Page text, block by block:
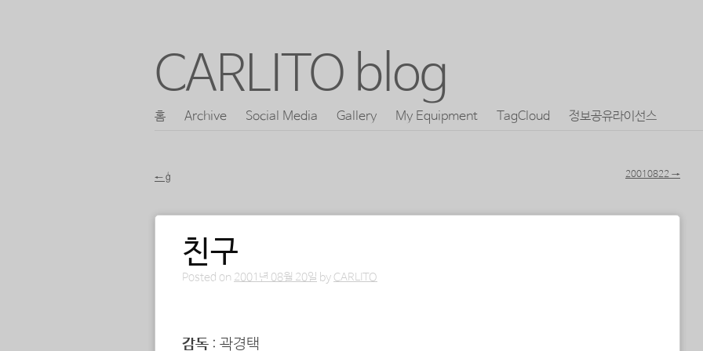
CARLITO blog
콘
바
홈 Archive Social Media Gallery My Equipment TagCloud 정보공유라이선스
← ģ 20010822 →
친구
Posted on 2001년 08월 20일 by CARLITO
감독 : 곽경택